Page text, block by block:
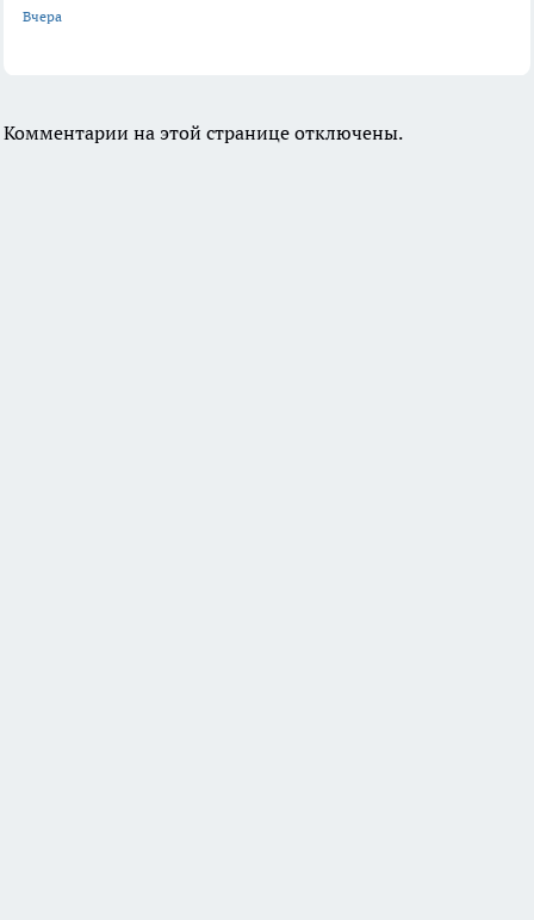
Вчера
Комментарии на этой странице отключены.